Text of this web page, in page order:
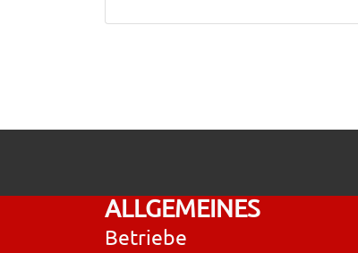
ALLGEMEINES
Betriebe